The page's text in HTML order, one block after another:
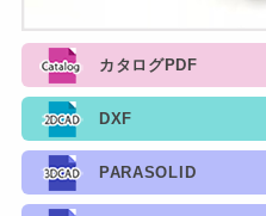
カタログPDF
DXF
PARASOLID